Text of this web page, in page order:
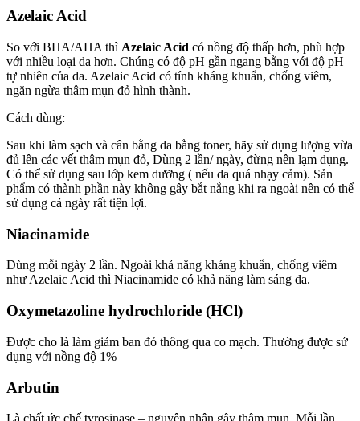
Azelaic Acid
So với BHA/AHA thì Azelaic Acid có nồng độ thấp hơn, phù hợp
với nhiều loại da hơn. Chúng có độ pH gần ngang bằng với độ pH
tự nhiên của da. Azelaic Acid có tính kháng khuẩn, chống viêm,
ngăn ngừa thâm mụn đỏ hình thành.
Cách dùng:
Sau khi làm sạch và cân bằng da bằng toner, hãy sử dụng lượng vừa
đủ lên các vết thâm mụn đỏ, Dùng 2 lần/ ngày, đừng nên lạm dụng.
Có thể sử dụng sau lớp kem dưỡng ( nếu da quá nhạy cảm). Sản
phẩm có thành phần này không gây bắt nắng khi ra ngoài nên có thể
sử dụng cả ngày rất tiện lợi.
Niacinamide
Dùng mỗi ngày 2 lần. Ngoài khả năng kháng khuẩn, chống viêm
như Azelaic Acid thì Niacinamide có khả năng làm sáng da.
Oxymetazoline hydrochloride (HCl)
Được cho là làm giảm ban đỏ thông qua co mạch. Thường được sử
dụng với nồng độ 1%
Arbutin